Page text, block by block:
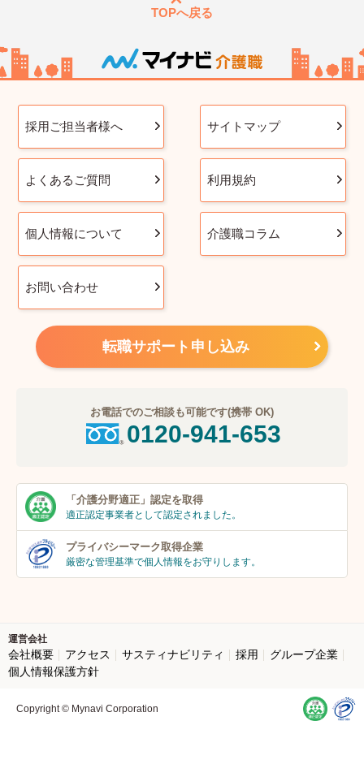
TOPへ戻る
採用ご担当者様へ サイトマップ
よくあるご質問 利用規約
個人情報について 介護職コラム
お問い合わせ
転職サポート申し込み
お電話でのご相談も可能です(携帯 OK)
0120-941-653
「介護分野適正」 認定を取得
適正認定事業者として認定されました。
プライバシーマーク取得企業
厳密な管理基準で個人情報をお守りします。
運営会社
会社概要 アクセス サスティナビリティ 採用
グループ企業
個人情報保護方針
Copyright © Mynavi Corporation